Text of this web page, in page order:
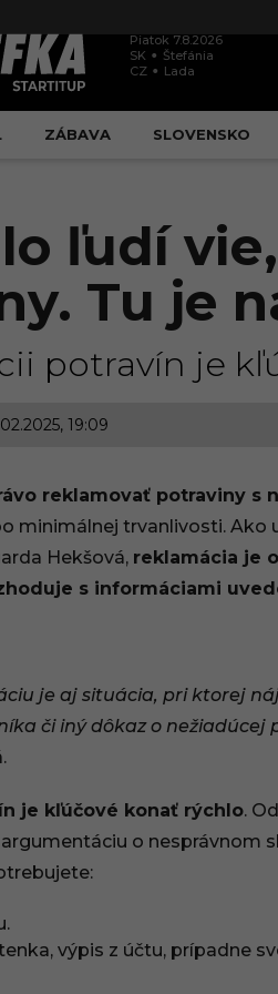
Piatok 7.8.2026
SK
Štefánia
CZ
Lada
ZÁBAVA SLOVENSKO
ľudí
Tu je
potravín je
19:09
reklamovať potraviny s
minimálnej trvanlivosti.
Hekšová, reklamácia je
s informáciami
je aj situácia, pri ktorej
či iný dôkaz o
je kľúčové konať rýchlo.
o nesprávnom
výpis z účtu, prípadne